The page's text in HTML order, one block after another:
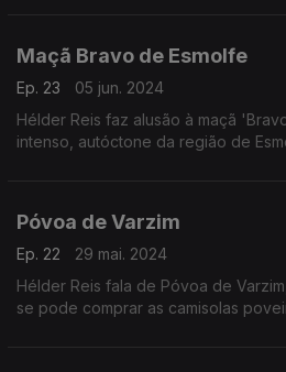
Maçã Bravo de Esmolfe
Ep. 23
05 jun. 2024
Hélder Reis faz alusão à maçã
intenso, autóctone da região de
Póvoa de Varzim
Ep. 22
29 mai. 2024
Hélder Reis fala de Póvoa de
se pode comprar as camisolas